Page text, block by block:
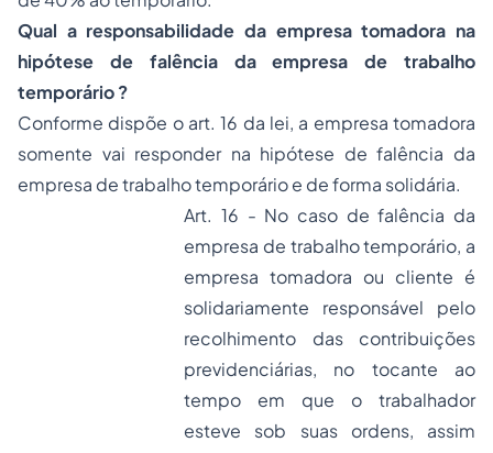
Qual a responsabilidade da empresa tomadora na
hipótese de falência da empresa de trabalho
temporário ?
Conforme dispõe o art. 16 da lei, a empresa tomadora
somente vai responder na hipótese de falência da
empresa de trabalho temporário e de forma solidária.
Art. 16 - No caso de falência da
empresa de trabalho temporário, a
empresa tomadora ou cliente é
solidariamente responsável pelo
recolhimento das contribuições
previdenciárias, no tocante ao
tempo em que o trabalhador
esteve sob suas ordens, assim